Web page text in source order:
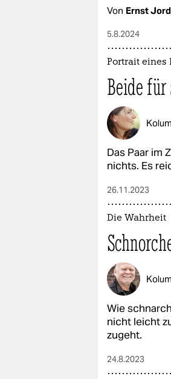
Von Ernst
5.8.2024
Portrait eines
Beide
Das Paar im
nichts. Es
26.11.2023
Die Wahrheit
Wie
nicht leicht
zugeht.
24.8.2023